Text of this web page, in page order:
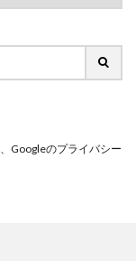
Googleのプライバシー